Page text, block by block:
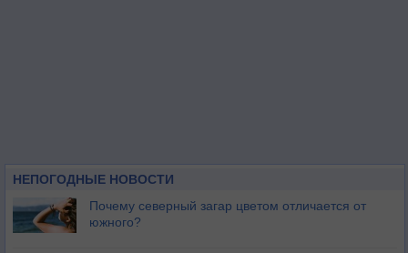
НЕПОГОДНЫЕ НОВОСТИ
Почему северный загар цветом отличается от
южного?